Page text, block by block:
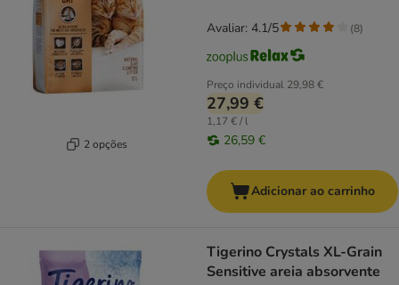
2 opções
Preço individual 29,98 €
27,99 €
1,17 € / l
26,59 €
Avaliar: 4.1/5 (8)
Adicionar ao carrinho
Tigerino Crystals XL-Grain
Sensitive areia absorvente